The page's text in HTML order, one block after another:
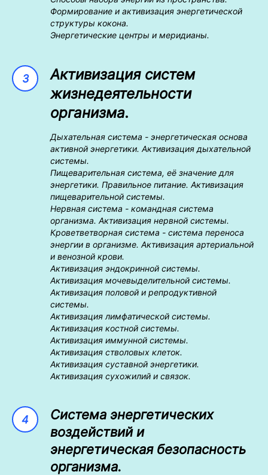
Формирование и активизация энергетической
структуры кокона.
Энергетические центры и меридианы.
Активизация систем
жизнедеятельности
организма.
Дыхательная система - энергетическая основа
активной энергетики. Активизация дыхательной
системы.
Пищеварительная система, её значение для
энергетики. Правильное питание. Активизация
пищеварительной системы.
Нервная система - командная система
организма. Активизация нервной системы.
Кроветветворная система - система переноса
энергии в организме. Активизация артериальной
и венозной крови.
Активизация эндокринной системы.
Активизация мочевыделительной системы.
Активизация половой и репродуктивной
системы.
Активизация лимфатической системы.
Активизация костной системы.
Активизация иммунной системы.
Активизация стволовых клеток.
Активизация суставной энергетики.
Активизация сухожилий и связок.
Система энергетических
воздействий и
энергетическая безопасность
организма.